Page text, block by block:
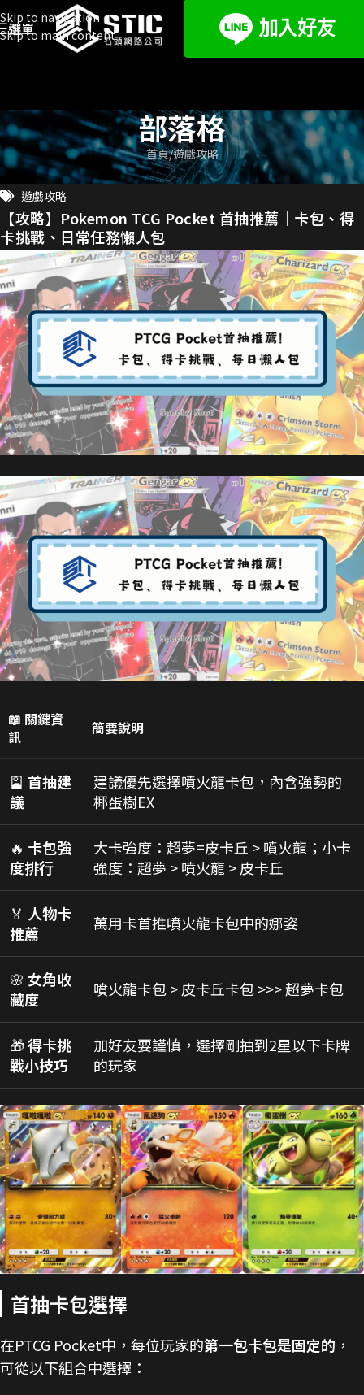
Skip to navigation
Skip to main content
選單
部落格
首頁 遊戲攻略
遊戲攻略
【攻略】Pokemon TCG Pocket 首抽推薦｜卡包、得
卡挑戰、日常任務懶人包
📖 關鍵資
訊
簡要說明
🎴 首抽建
議
建議優先選擇噴火龍卡包，內含強勢的
椰蛋樹EX
🔥 卡包強
度排行
大卡強度：超夢=皮卡丘 > 噴火龍；小卡
強度：超夢 > 噴火龍 > 皮卡丘
🏅 人物卡
推薦
萬用卡首推噴火龍卡包中的娜姿
🌸 女角收
藏度
噴火龍卡包 > 皮卡丘卡包 >>> 超夢卡包
🎁得卡挑
戰小技巧
加好友要謹慎，選擇剛抽到2星以下卡牌
的玩家
首抽卡包選擇
在PTCG Pocket中，每位玩家的第一包卡包是固定的 ，
可從以下組合中選擇：